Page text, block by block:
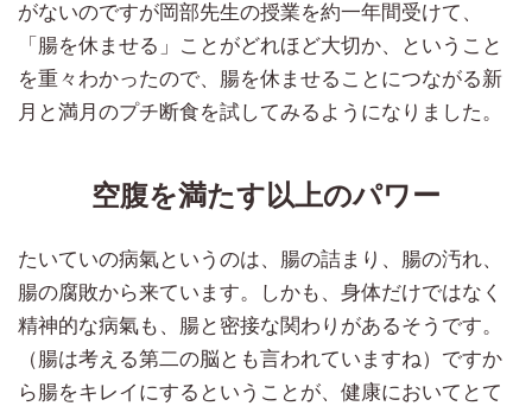
がないのですが岡部先生の授業を約一年間受けて、
「腸を休ませる」ことがどれほど大切か、ということ
を重々わかったので、腸を休ませることにつながる新
月と満月のプチ断食を試してみるようになりました。
空腹を満たす以上のパワー
たいていの病氣というのは、腸の詰まり、腸の汚れ、
腸の腐敗から来ています。しかも、身体だけではなく
精神的な病氣も、腸と密接な関わりがあるそうです。
（腸は考える第二の脳とも言われていますね）ですか
ら腸をキレイにするということが、健康においてとて